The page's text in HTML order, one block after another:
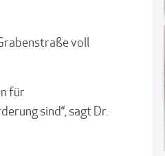
voll
für
sind“, sagt Dr.